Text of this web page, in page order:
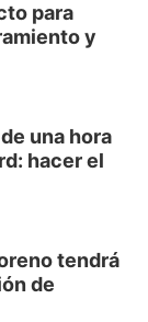
para
y
una hora
hacer el
tendrá
de